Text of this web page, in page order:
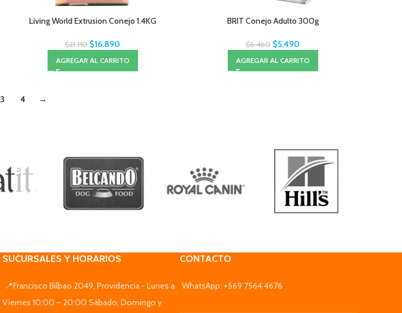
Living World Extrusion Conejo 1.4KG
$21.110 $16.890
AGREGAR AL CARRITO
BRIT Conejo Adulto 300g
$6.460 $5.490
AGREGAR AL CARRITO
3 4 →
SUCURSALES Y HORARIOS
📍Francisco Bilbao 2049, Providencia - Lunes a
Viernes 10:00 – 20:00 Sábado, Domingo y
CONTACTO
WhatsApp: +569 7564 4676